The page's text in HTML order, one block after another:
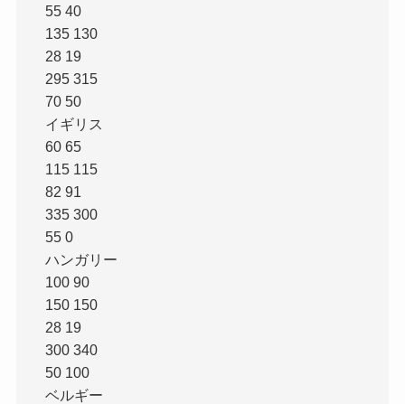
55 40
135 130
28 19
295 315
70 50
イギリス
60 65
115 115
82 91
335 300
55 0
ハンガリー
100 90
150 150
28 19
300 340
50 100
ベルギー